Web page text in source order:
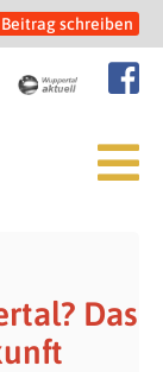
Beitrag schreiben
Das